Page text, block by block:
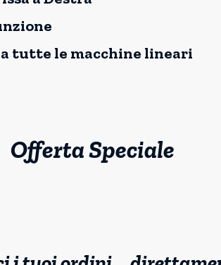
tutte le macchine lineari
Offerta Speciale